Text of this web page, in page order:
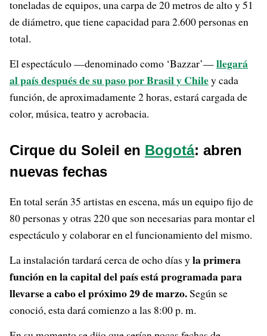
toneladas de equipos, una carpa de 20 metros de alto y 51
de diámetro, que tiene capacidad para 2.600 personas en
total.
El espectáculo —denominado como ‘Bazzar’—llegará
al país después de su paso por Brasil y Chiley cada
función, de aproximadamente 2 horas, estará cargada de
color, música, teatro y acrobacia.
Cirque du Soleil en Bogotá: abren
nuevas fechas
En total serán 35 artistas en escena, más un equipo fijo de
80 personas y otras 220 que son necesarias para montar el
espectáculo y colaborar en el funcionamiento del mismo.
La instalación tardará cerca de ocho días yla primera
función en la capital del país está programada para
llevarse a cabo el próximo 29 de marzo.Según se
conoció, esta dará comienzo a las 8:00 p. m.